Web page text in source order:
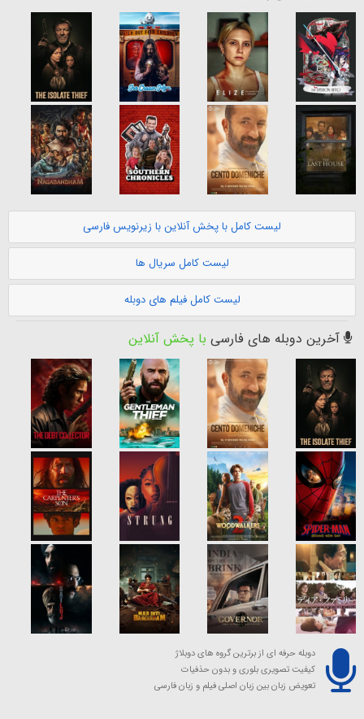
لیست کامل با پخش آنلاین با زیرنویس فارسی
لیست کامل سریال ها
لیست کامل فیلم های دوبله
آخرین دوبله های فارسی با پخش آنلاین
دوبله حرفه ای از برترین گروه های دوبلاژ
کیفیت تصویری بلوری و بدون حذفیات
تعویض زبان بین زبان اصلی فیلم و زبان فارسی